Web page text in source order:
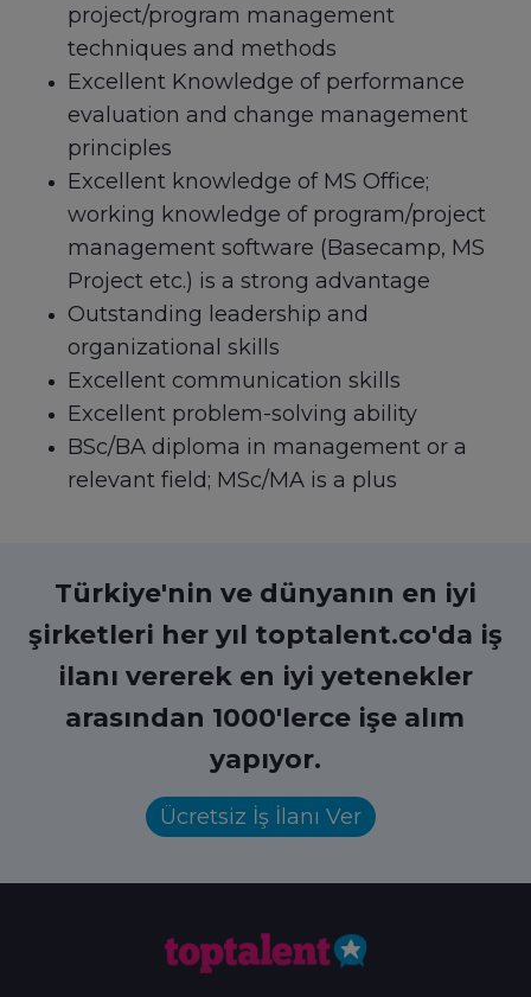
project/program management
techniques and methods
Excellent Knowledge of performance
evaluation and change management
principles
Excellent knowledge of MS Office;
working knowledge of program/project
management software (Basecamp, MS
Project etc.) is a strong advantage
Outstanding leadership and
organizational skills
Excellent communication skills
Excellent problem-solving ability
BSc/BA diploma in management or a
relevant field; MSc/MA is a plus
Türkiye'nin ve dünyanın en iyi
şirketleri her yıl toptalent.co'da iş
ilanı vererek en iyi yetenekler
arasından 1000'lerce işe alım
yapıyor.
Ücretsiz İş İlanı Ver